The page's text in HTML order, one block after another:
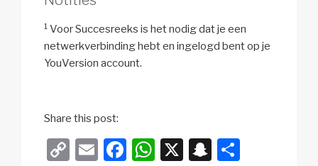
1 Voor Succesreeks is het nodig dat je een
netwerkverbinding hebt en ingelogd bent op je
YouVersion account.
Share this post:
C
E
F
W X
S